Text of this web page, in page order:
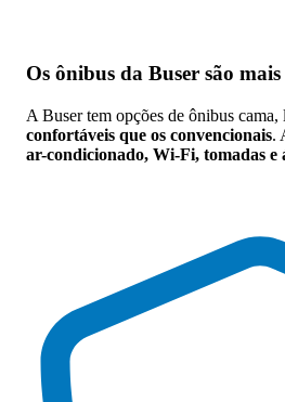
Os ônibus da Buser são
A Buser tem opções de ônibus
confortáveis que os convencionais.
ar-condicionado, Wi-Fi, tomadas e